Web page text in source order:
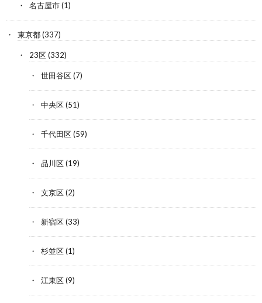
名古屋市(1)
東京都(337)
23区(332)
世田谷区(7)
中央区(51)
千代田区(59)
品川区(19)
文京区(2)
新宿区(33)
杉並区(1)
江東区(9)